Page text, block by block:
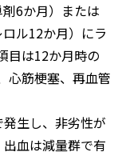
6か月）または
ル12か月）にラ
目は12か月時の
心筋梗塞、再血管
生し、非劣性が
血は減量群で有